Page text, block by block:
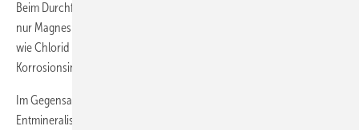
Beim Durchfließen dieser Entmineralisierungseinheiten werden nicht
nur Magnesium und Calzium entfernt, sondern auch korrosive Salze
wie Chlorid und Sulfat und, falls vorhanden, anorganische
Korrosionsinhibitoren.
Im Gegensatz zu einer Enthärtung hat das Wasser hier nach der
Entmineralisierung eine stark reduzierte elektrische Leitfähigkeit.